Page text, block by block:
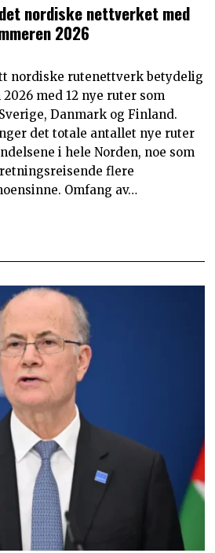
nordiske nettverket med
2026
nordiske rutenettverk betydelig
med 12 nye ruter som
Danmark og Finland.
det totale antallet nye ruter
i hele Norden, noe som
flere
Omfang av…